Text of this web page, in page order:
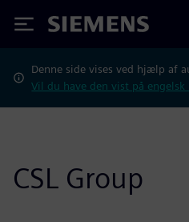
Siemens
Denne side vises ved hjælp af
Vil du have den vist på engelsk
CSL Group